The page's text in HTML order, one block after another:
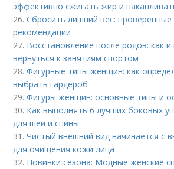
эффективно сжигать жир и
26.Сбросить лишний вес:
рекомендации
27. Восстановление после родов: как
вернуться к занятиям спортом
28.Фигурные типы женщин: как
выбрать гардероб
29.Фигуры женщин: основные типы и
30. Как выполнять 6 лучших боковых
для шеи и спины
31.Чистый внешний вид начинается с
для очищения кожи лица
32. Новинки сезона: Модные женские